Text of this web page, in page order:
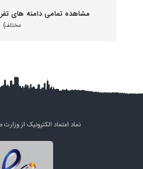
مشاهده تمامی دامنه های
مختلف)
نماد اعتماد الکترونیک از